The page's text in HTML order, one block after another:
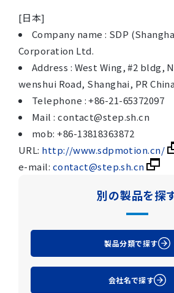
[日本]
Company name : SDP
Corporation Ltd.
Address : West Wing, #2 bldg,
wenshui Road, Shanghai, PR China
Telephone : +86-21-65372097
Mail : contact@step.sh.cn
mob: +86-13818363872
URL: http://www.sdpmotion.cn/
e-mail: contact@step.sh.cn
別の製品を探
製品分類で探す
会社名で探す